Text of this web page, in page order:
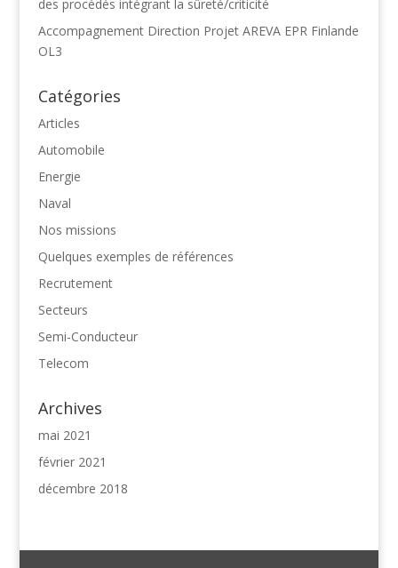
des procédés intégrant la sûreté/criticité
Accompagnement Direction Projet AREVA EPR Finlande
OL3
Catégories
Articles
Automobile
Energie
Naval
Nos missions
Quelques exemples de références
Recrutement
Secteurs
Semi-Conducteur
Telecom
Archives
mai 2021
février 2021
décembre 2018